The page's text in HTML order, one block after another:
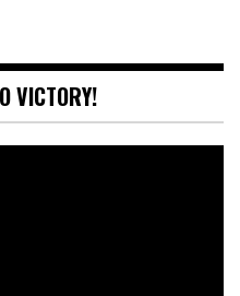
VICTORY!